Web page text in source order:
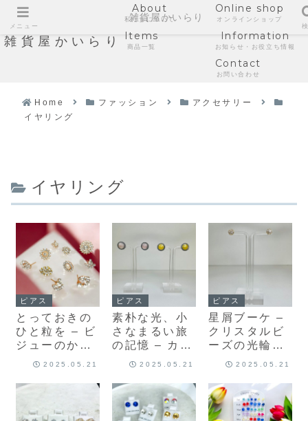
雑貨屋かいらり
About
私たちについて
Online shop
オンラインショップ
Items
商品一覧
Information
お知らせ・お役立ち情報
Contact
お問い合わせ
Home ファッション
アクセサリー
イヤリング
イヤリング
ピアス
とっておきの
ひと粒を – ビ
ジューのかた
ちピアス（選
2025.05.21
ピアス
素朴な光、小
さなまるい旅
の記憶 – カラ
ーカボション
る2色）
2025.05.21
ピアス
星屑ブーケ –
クリスタルビ
ーズの光輪ピ
アス
2025.05.21
メニュー
雑貨屋かいらり